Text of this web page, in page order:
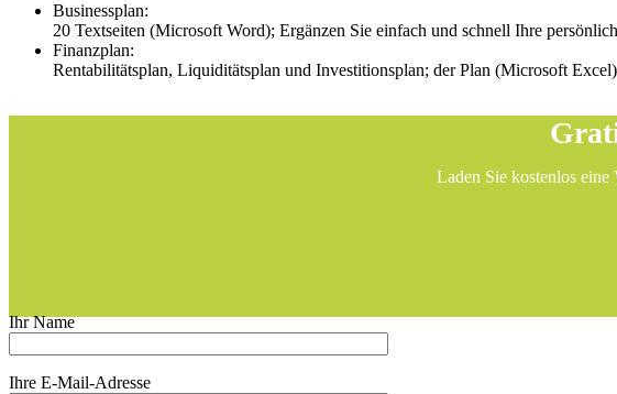
Businessplan:
20 Textseiten (Microsoft Word); Ergänzen Sie einfach und schnell Ihre
Finanzplan:
Rentabilitätsplan, Liquiditätsplan und Investitionsplan; der Plan (Microsoft
Laden Sie kostenlos eine
Ihr Name
Ihre E-Mail-Adresse